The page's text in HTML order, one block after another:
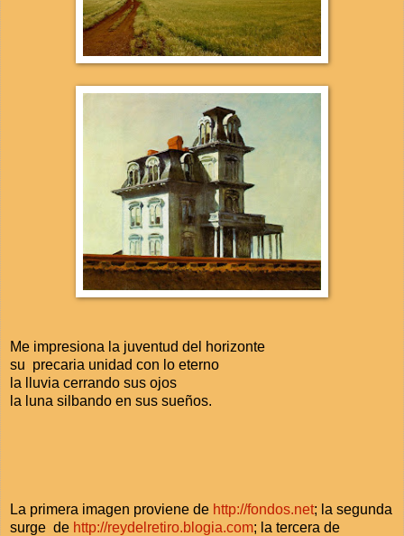
Me impresiona la juventud del horizonte
su precaria unidad con lo eterno
la lluvia cerrando sus ojos
la luna silbando en sus sueños.
La primera imagen proviene de http://fondos.net; la segunda
surge de http://reydelretiro.blogia.com; la tercera de